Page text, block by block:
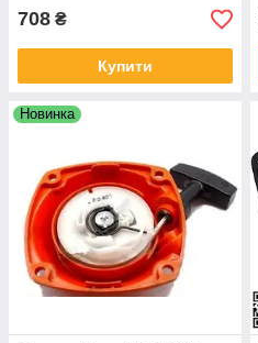
708 ₴
Купити
Новинка